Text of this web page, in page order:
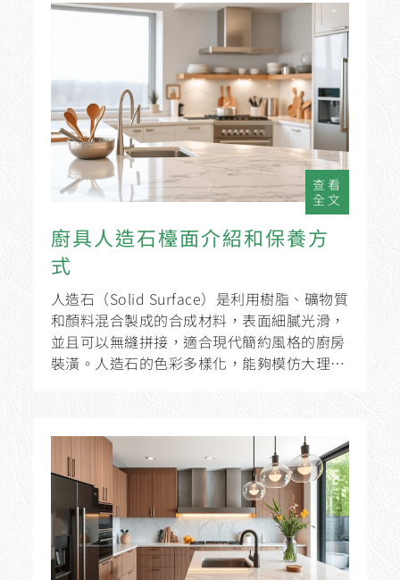
查看
全文
廚具人造石檯面介紹和保養方
式
人造石（Solid Surface）是利用樹脂、礦物質
和顏料混合製成的合成材料，表面細膩光滑，
並且可以無縫拼接，適合現代簡約風格的廚房
裝潢。人造石的色彩多樣化，能夠模仿大理